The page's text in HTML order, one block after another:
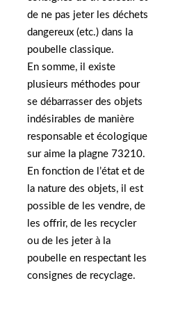
de ne pas jeter les déchets
dangereux (etc.) dans la
poubelle classique.
En somme, il existe
plusieurs méthodes pour
se débarrasser des objets
indésirables de manière
responsable et écologique
sur aime la plagne 73210.
En fonction de l’état et de
la nature des objets, il est
possible de les vendre, de
les offrir, de les recycler
ou de les jeter à la
poubelle en respectant les
consignes de recyclage.